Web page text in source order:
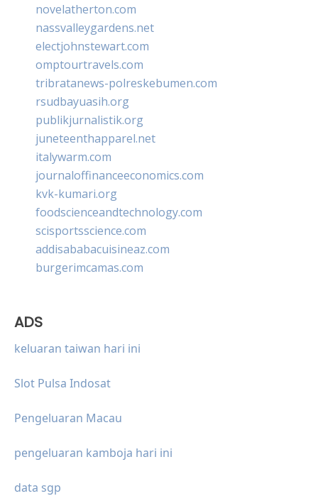
novelatherton.com
nassvalleygardens.net
electjohnstewart.com
omptourtravels.com
tribratanews-polreskebumen.com
rsudbayuasih.org
publikjurnalistik.org
juneteenthapparel.net
italywarm.com
journaloffinanceeconomics.com
kvk-kumari.org
foodscienceandtechnology.com
scisportsscience.com
addisababacuisineaz.com
burgerimcamas.com
ADS
keluaran taiwan hari ini
Slot Pulsa Indosat
Pengeluaran Macau
pengeluaran kamboja hari ini
data sgp